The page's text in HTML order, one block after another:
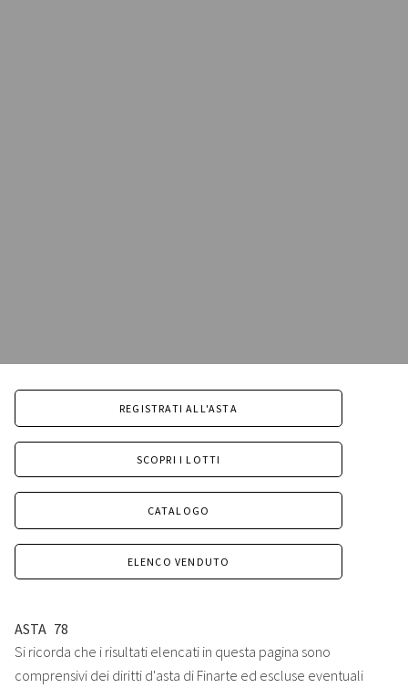
REGISTRATI ALL'ASTA
SCOPRI I LOTTI
CATALOGO
ELENCO VENDUTO
ASTA 78
Si ricorda che i risultati elencati in questa pagina sono
comprensivi dei diritti d'asta di Finarte ed escluse eventuali